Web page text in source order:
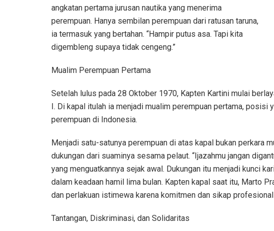
angkatan pertama jurusan nautika yang menerima
perempuan. Hanya sembilan perempuan dari ratusan taruna,
ia termasuk yang bertahan. “Hampir putus asa. Tapi kita
digembleng supaya tidak cengeng.”
Mualim Perempuan Pertama
Setelah lulus pada 28 Oktober 1970, Kapten Kartini mulai
I. Di kapal itulah ia menjadi mualim perempuan pertama, posisi
perempuan di Indonesia.
Menjadi satu-satunya perempuan di atas kapal bukan perkara
dukungan dari suaminya sesama pelaut. “Ijazahmu jangan
yang menguatkannya sejak awal. Dukungan itu menjadi kunci
dalam keadaan hamil lima bulan. Kapten kapal saat itu, Marto
dan perlakuan istimewa karena komitmen dan sikap
Tantangan, Diskriminasi, dan Solidaritas